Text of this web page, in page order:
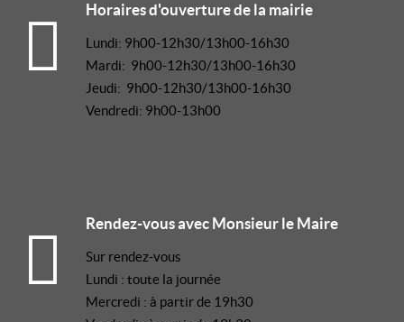
Horaires d'ouverture de la mairie
Lundi: 9h00-12h30/13h00-16h30
Mardi: 9h00-12h30/13h00-16h30
Jeudi: 9h00-12h30/13h00-16h30
Vendredi: 9h00-13h00
Rendez-vous avec Monsieur le Maire
Sur rendez-vous
Lundi : toute la journée
Mercredi : à partir de 19h30